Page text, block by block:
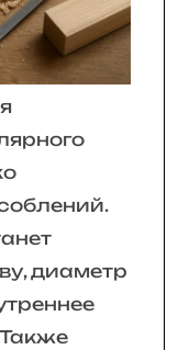
диаметр